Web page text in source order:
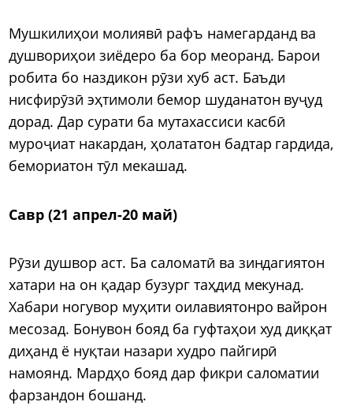
Мушкилиҳои молиявӣ рафъ намегарданд ва
душвориҳои зиёдеро ба бор меоранд. Барои
робита бо наздикон рӯзи хуб аст. Баъди
нисфирӯзӣ эҳтимоли бемор шуданатон вуҷуд
дорад. Дар сурати ба мутахассиси касбӣ
муроҷиат накардан, ҳолататон бадтар гардида,
бемориатон тӯл мекашад.
Савр (21 апрел-20 май)
Рӯзи душвор аст. Ба саломатӣ ва зиндагиятон
хатари на он қадар бузург таҳдид мекунад.
Хабари ногувор муҳити оилавиятонро вайрон
месозад. Бонувон бояд ба гуфтаҳои худ диққат
диҳанд ё нуқтаи назари худро пайгирӣ
намоянд. Мардҳо бояд дар фикри саломатии
фарзандон бошанд.